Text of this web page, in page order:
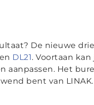
De nieuwe
DL21. Voortaan
aanpassen. Het
bent van LINAK.